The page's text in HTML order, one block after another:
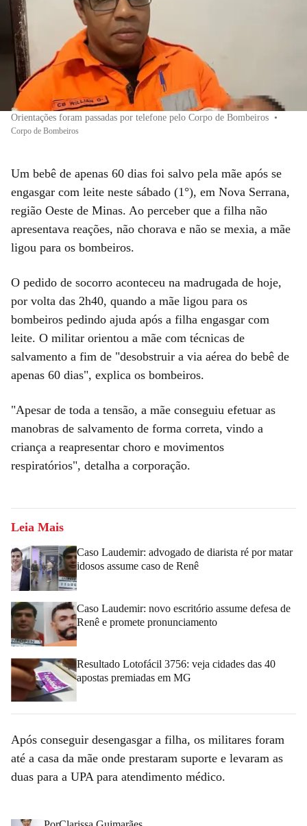
Orientações foram passadas por telefone pelo Corpo de Bombeiros •
Corpo de Bombeiros
Um bebê de apenas 60 dias foi salvo pela mãe após se
engasgar com leite neste sábado (1°), em Nova Serrana,
região Oeste de Minas. Ao perceber que a filha não
apresentava reações, não chorava e não se mexia, a mãe
ligou para os bombeiros.
O pedido de socorro aconteceu na madrugada de hoje,
por volta das 2h40, quando a mãe ligou para os
bombeiros pedindo ajuda após a filha engasgar com
leite. O militar orientou a mãe com técnicas de
salvamento a fim de "desobstruir a via aérea do bebê de
apenas 60 dias", explica os bombeiros.
"Apesar de toda a tensão, a mãe conseguiu efetuar as
manobras de salvamento de forma correta, vindo a
criança a reapresentar choro e movimentos
respiratórios", detalha a corporação.
Leia Mais
Caso Laudemir: advogado de diarista ré por matar
idosos assume caso de Renê
Caso Laudemir: novo escritório assume defesa de
Renê e promete pronunciamento
Resultado Lotofácil 3756: veja cidades das 40
apostas premiadas em MG
Após conseguir desengasgar a filha, os militares foram
até a casa da mãe onde prestaram suporte e levaram as
duas para a UPA para atendimento médico.